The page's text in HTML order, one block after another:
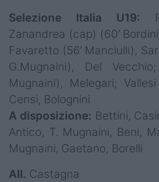
Selezione Italia U19:
Zanandrea (cap) (60’
Favaretto (56’ Manciulli),
G.Mugnaini), Del
Mugnaini), Melegari;
Censi, Bolognini
A disposizione: Bettini,
Antico, T. Mugnaini, Beni,
Mugnaini, Gaetano, Borelli
All. Castagna